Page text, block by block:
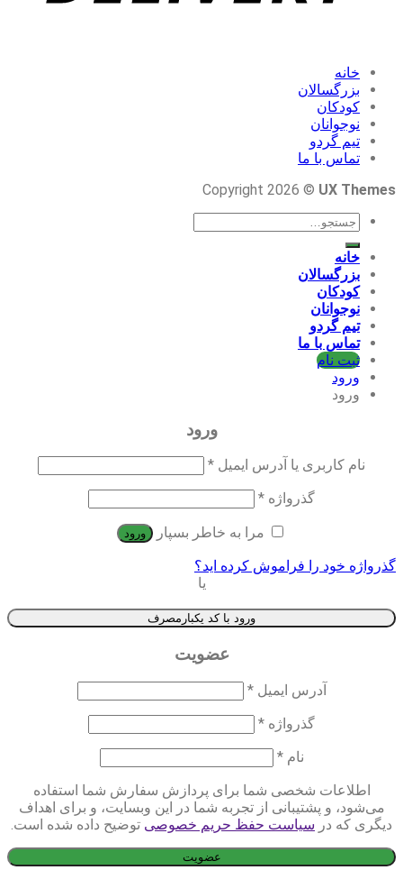
خانه
بزرگسالان
کودکان
نوجوانان
تیم گردو
تماس با ما
Copyright 2026 © UX Themes
جستجو
برای:
خانه
بزرگسالان
کودکان
نوجوانان
تیم گردو
تماس با ما
ثبت نام
ورود
ورود
ورود
نام کاربری یا آدرس ایمیل *
گذرواژه *
مرا به خاطر بسپار
ورود
گذرواژه خود را فراموش کرده اید؟
یا
ورود با کد یکبارمصرف
عضویت
آدرس ایمیل*
گذرواژه *
نام*
اطلاعات شخصی شما برای پردازش سفارش شما استفاده
می‌شود، و پشتیبانی از تجربه شما در این وبسایت، و برای اهداف
دیگری که در سیاست حفظ حریم خصوصی توضیح داده شده است.
عضویت